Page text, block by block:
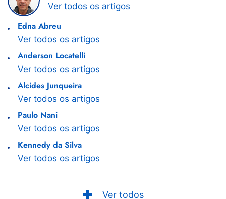
Ver todos os artigos
Edna Abreu
Ver todos os artigos
Anderson Locatelli
Ver todos os artigos
Alcides Junqueira
Ver todos os artigos
Paulo Nani
Ver todos os artigos
Kennedy da Silva
Ver todos os artigos
Ver todos